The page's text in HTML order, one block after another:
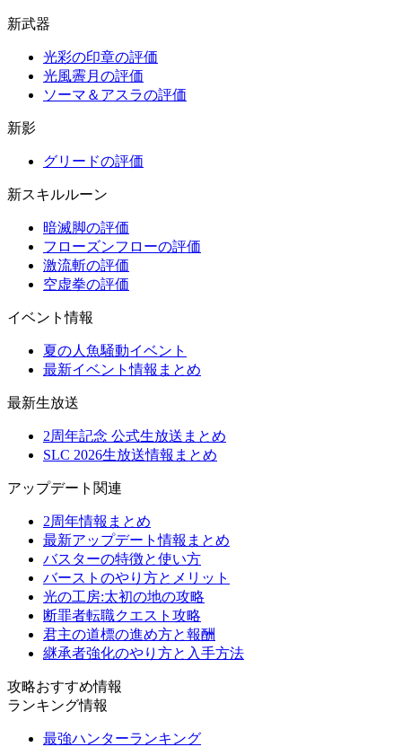
新武器
光彩の印章の評価
光風霽月の評価
ソーマ＆アスラの評価
新影
グリードの評価
新スキルルーン
暗滅脚の評価
フローズンフローの評価
激流斬の評価
空虚拳の評価
イベント情報
夏の人魚騒動イベント
最新イベント情報まとめ
最新生放送
2周年記念 公式生放送まとめ
SLC 2026生放送情報まとめ
アップデート関連
2周年情報まとめ
最新アップデート情報まとめ
バスターの特徴と使い方
バーストのやり方とメリット
光の工房:太初の地の攻略
断罪者転職クエスト攻略
君主の道標の進め方と報酬
継承者強化のやり方と入手方法
攻略おすすめ情報
ランキング情報
最強ハンターランキング